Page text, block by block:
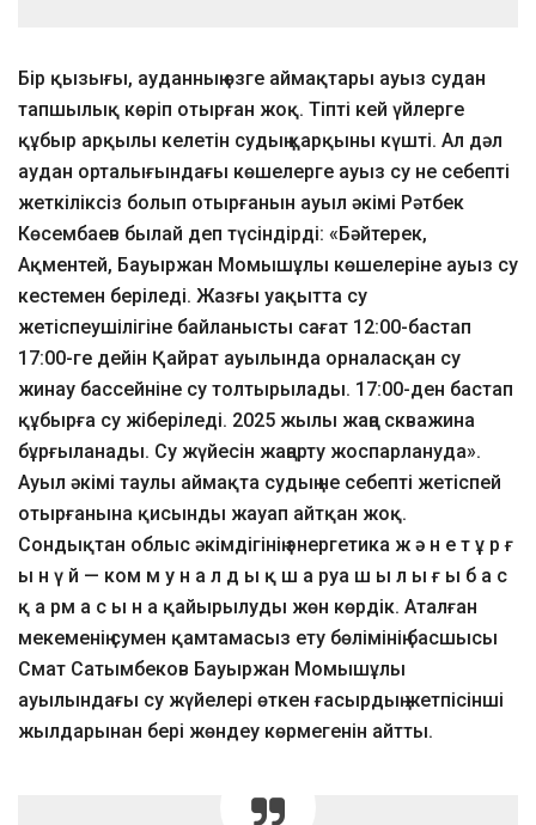
Бір қызығы, ауданның өзге аймақтары ауыз судан
тапшылық көріп отырған жоқ. Тіпті кей үйлерге
құбыр арқылы келетін судың қарқыны күшті. Ал дәл
аудан орталығындағы көшелерге ауыз су не себепті
жеткіліксіз болып отырғанын ауыл әкімі Рәтбек
Көсембаев былай деп түсіндірді: «Бәйтерек,
Ақментей, Бауыржан Момышұлы көшелеріне ауыз су
кестемен беріледі. Жазғы уақытта су
жетіспеушілігіне байланысты сағат 12:00-бастап
17:00-ге дейін Қайрат ауылында орналасқан су
жинау бассейніне су толтырылады. 17:00-ден бастап
құбырға су жіберіледі. 2025 жылы жаңа скважина
бұрғыланады. Су жүйесін жаңарту жоспарлануда».
Ауыл әкімі таулы аймақта судың не себепті жетіспей
отырғанына қисынды жауап айтқан жоқ.
Сондықтан облыс әкімдігінің энергетика ж ә н е т ұ р ғ
ы н ү й — ком м у н а л д ы қ ш а руа ш ы л ы ғ ы б а с
қ а рм а с ы н а қайырылуды жөн көрдік. Аталған
мекеменің сумен қамтамасыз ету бөлімінің басшысы
Смат Сатымбеков Бауыржан Момышұлы
ауылындағы су жүйелері өткен ғасырдың жетпісінші
жылдарынан бері жөндеу көрмегенін айтты.